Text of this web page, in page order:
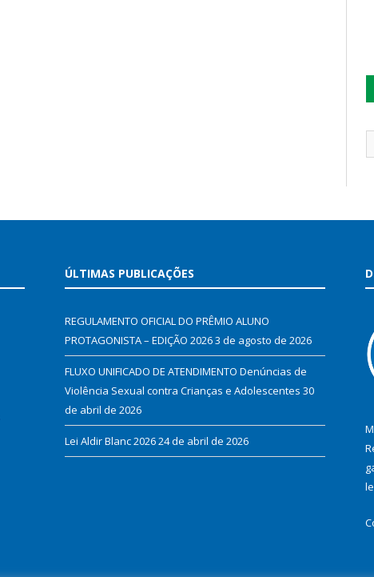
ÚLTIMAS PUBLICAÇÕES
REGULAMENTO OFICIAL DO PRÊMIO ALUNO
PROTAGONISTA – EDIÇÃO 20263 de agosto de 2026
FLUXO UNIFICADO DE ATENDIMENTO Denúncias de
Violência Sexual contra Crianças e Adolescentes 30
de abril de 2026
Lei Aldir Blanc 202624 de abril de 2026